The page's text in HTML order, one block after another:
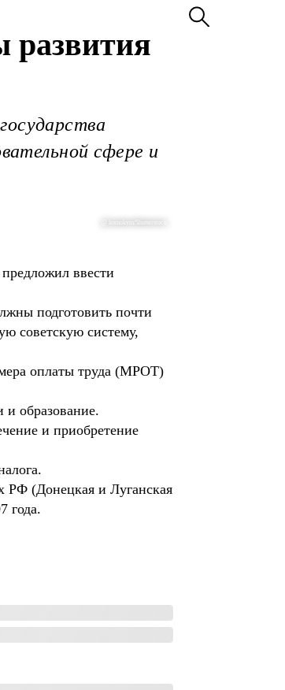
развития
сфере и
@ komokvm/Shutterstock
ввести
подготовить почти
советскую систему,
оплаты труда (МРОТ)
и образование.
и приобретение
РФ (Донецкая и Луганская
года.